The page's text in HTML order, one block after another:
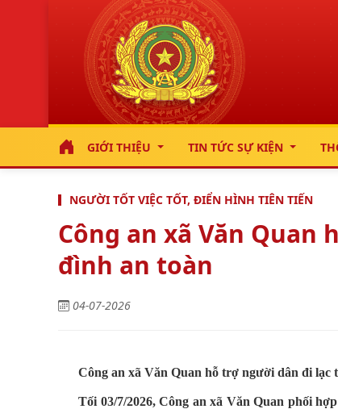
GIỚI THIỆU TIN TỨC SỰ KIỆN
NGƯỜI TỐT VIỆC TỐT, ĐIỂN HÌNH TIÊN TIẾN
Công an xã Văn
đình an toàn
04-07-2026
Công an xã Văn Quan hỗ trợ người dân đi lạc
Tối 03/7/2026, Công an xã Văn Quan phối